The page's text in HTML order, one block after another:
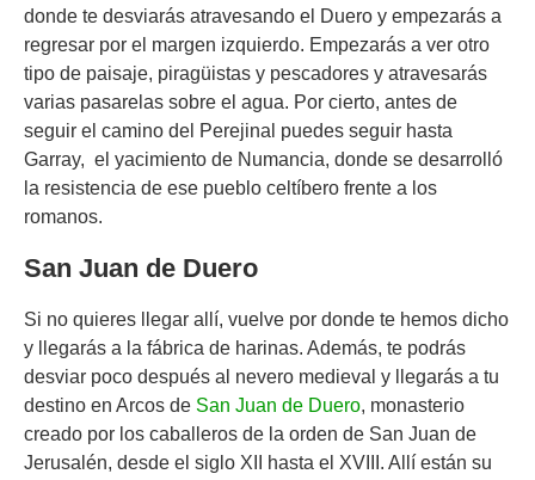
donde te desviarás atravesando el Duero y empezarás a
regresar por el margen izquierdo. Empezarás a ver otro
tipo de paisaje, piragüistas y pescadores y atravesarás
varias pasarelas sobre el agua. Por cierto, antes de
seguir el camino del Perejinal puedes seguir hasta
Garray, el yacimiento de Numancia, donde se desarrolló
la resistencia de ese pueblo celtíbero frente a los
romanos.
San Juan de Duero
Si no quieres llegar allí, vuelve por donde te hemos dicho
y llegarás a la fábrica de harinas. Además, te podrás
desviar poco después al nevero medieval y llegarás a tu
destino en Arcos de San Juan de Duero, monasterio
creado por los caballeros de la orden de San Juan de
Jerusalén, desde el siglo XII hasta el XVIII. Allí están su